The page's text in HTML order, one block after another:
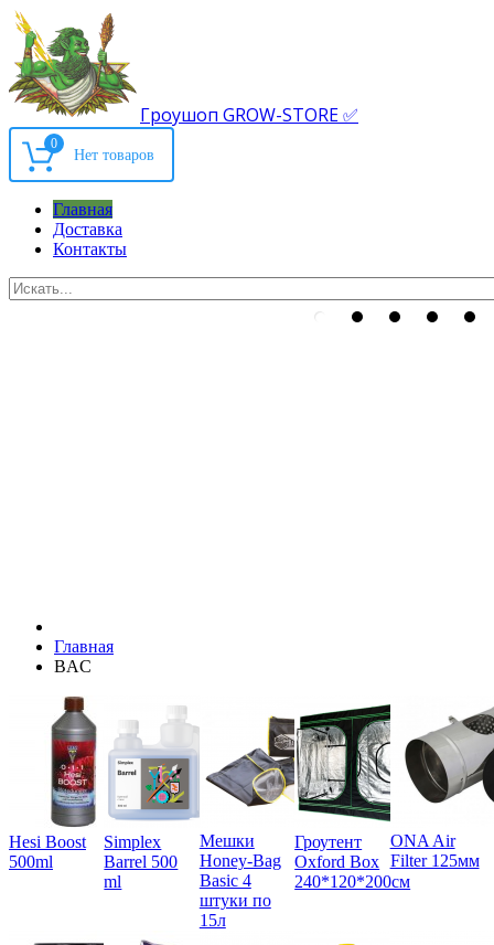
Гроушоп GROW-STORE ✅
0
Главная
Доставка
Контакты
Главная
BAC
Hesi Boost
500ml
Simplex
Barrel 500
ml
Мешки
Honey-Bag
Basic 4
штуки по
15л
Гроутент
Oxford Box
240*120*200см
ONA Air
Filter 125мм